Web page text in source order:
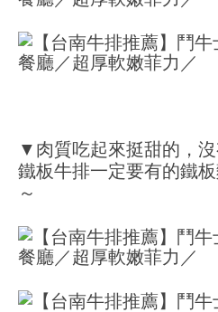
▼肉質吃起來挺甜的，
鐵板牛排一定要有的鐵
～